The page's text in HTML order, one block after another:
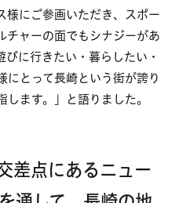
様にご参画いただき、スポー
チャーの面でもシナジーがあ
びに行きたい・暮らしたい・
にとって長崎という街が誇り
ます。」と語りました。
差点にあるニュー